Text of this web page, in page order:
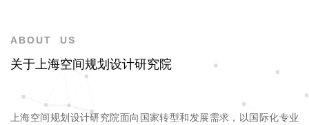
ABOUT US
关于上海空间规划设计研究院
上海空间规划设计研究院面向国家转型和发展需求，以国际化专业